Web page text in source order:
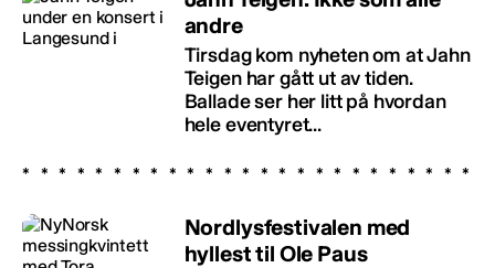
andre
Tirsdag kom nyheten om at Jahn
Teigen har gått ut av tiden.
Ballade ser her litt på hvordan
hele eventyret...
Nordlysfestivalen med
hyllest til Ole Paus